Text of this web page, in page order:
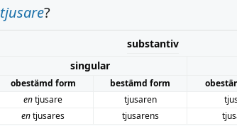
tjusare?
substantiv
singular
obestämd form bestämd form
entjusare tjusaren
entjusares tjusarens